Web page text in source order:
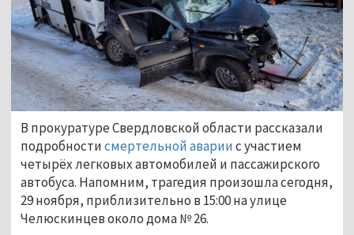
В прокуратуре Свердловской области рассказали
подробностисмертельной авариис участием
четырёх легковых автомобилей и пассажирского
автобуса. Напомним, трагедия произошла сегодня,
29 ноября, приблизительно в 15:00 на улице
Челюскинцев около дома № 26.